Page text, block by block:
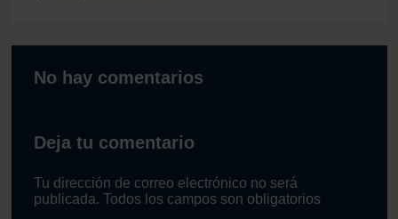
No hay comentarios
Deja tu comentario
Tu dirección de correo electrónico no será
publicada. Todos los campos son obligatorios